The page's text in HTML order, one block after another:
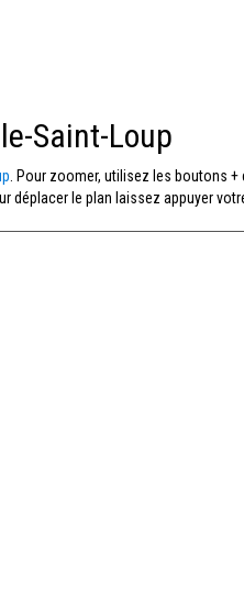
Saint-Loup
. Pour zoomer, utilisez les boutons
déplacer le plan laissez appuyer